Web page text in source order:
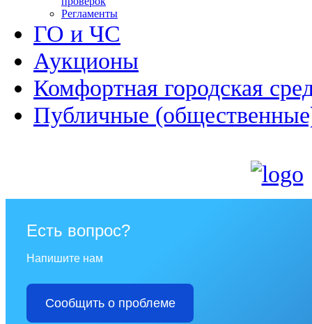
Регламенты
ГО и ЧС
Аукционы
Комфортная городская
Публичные
Есть вопрос?
Напишите нам
Сообщить о проблеме